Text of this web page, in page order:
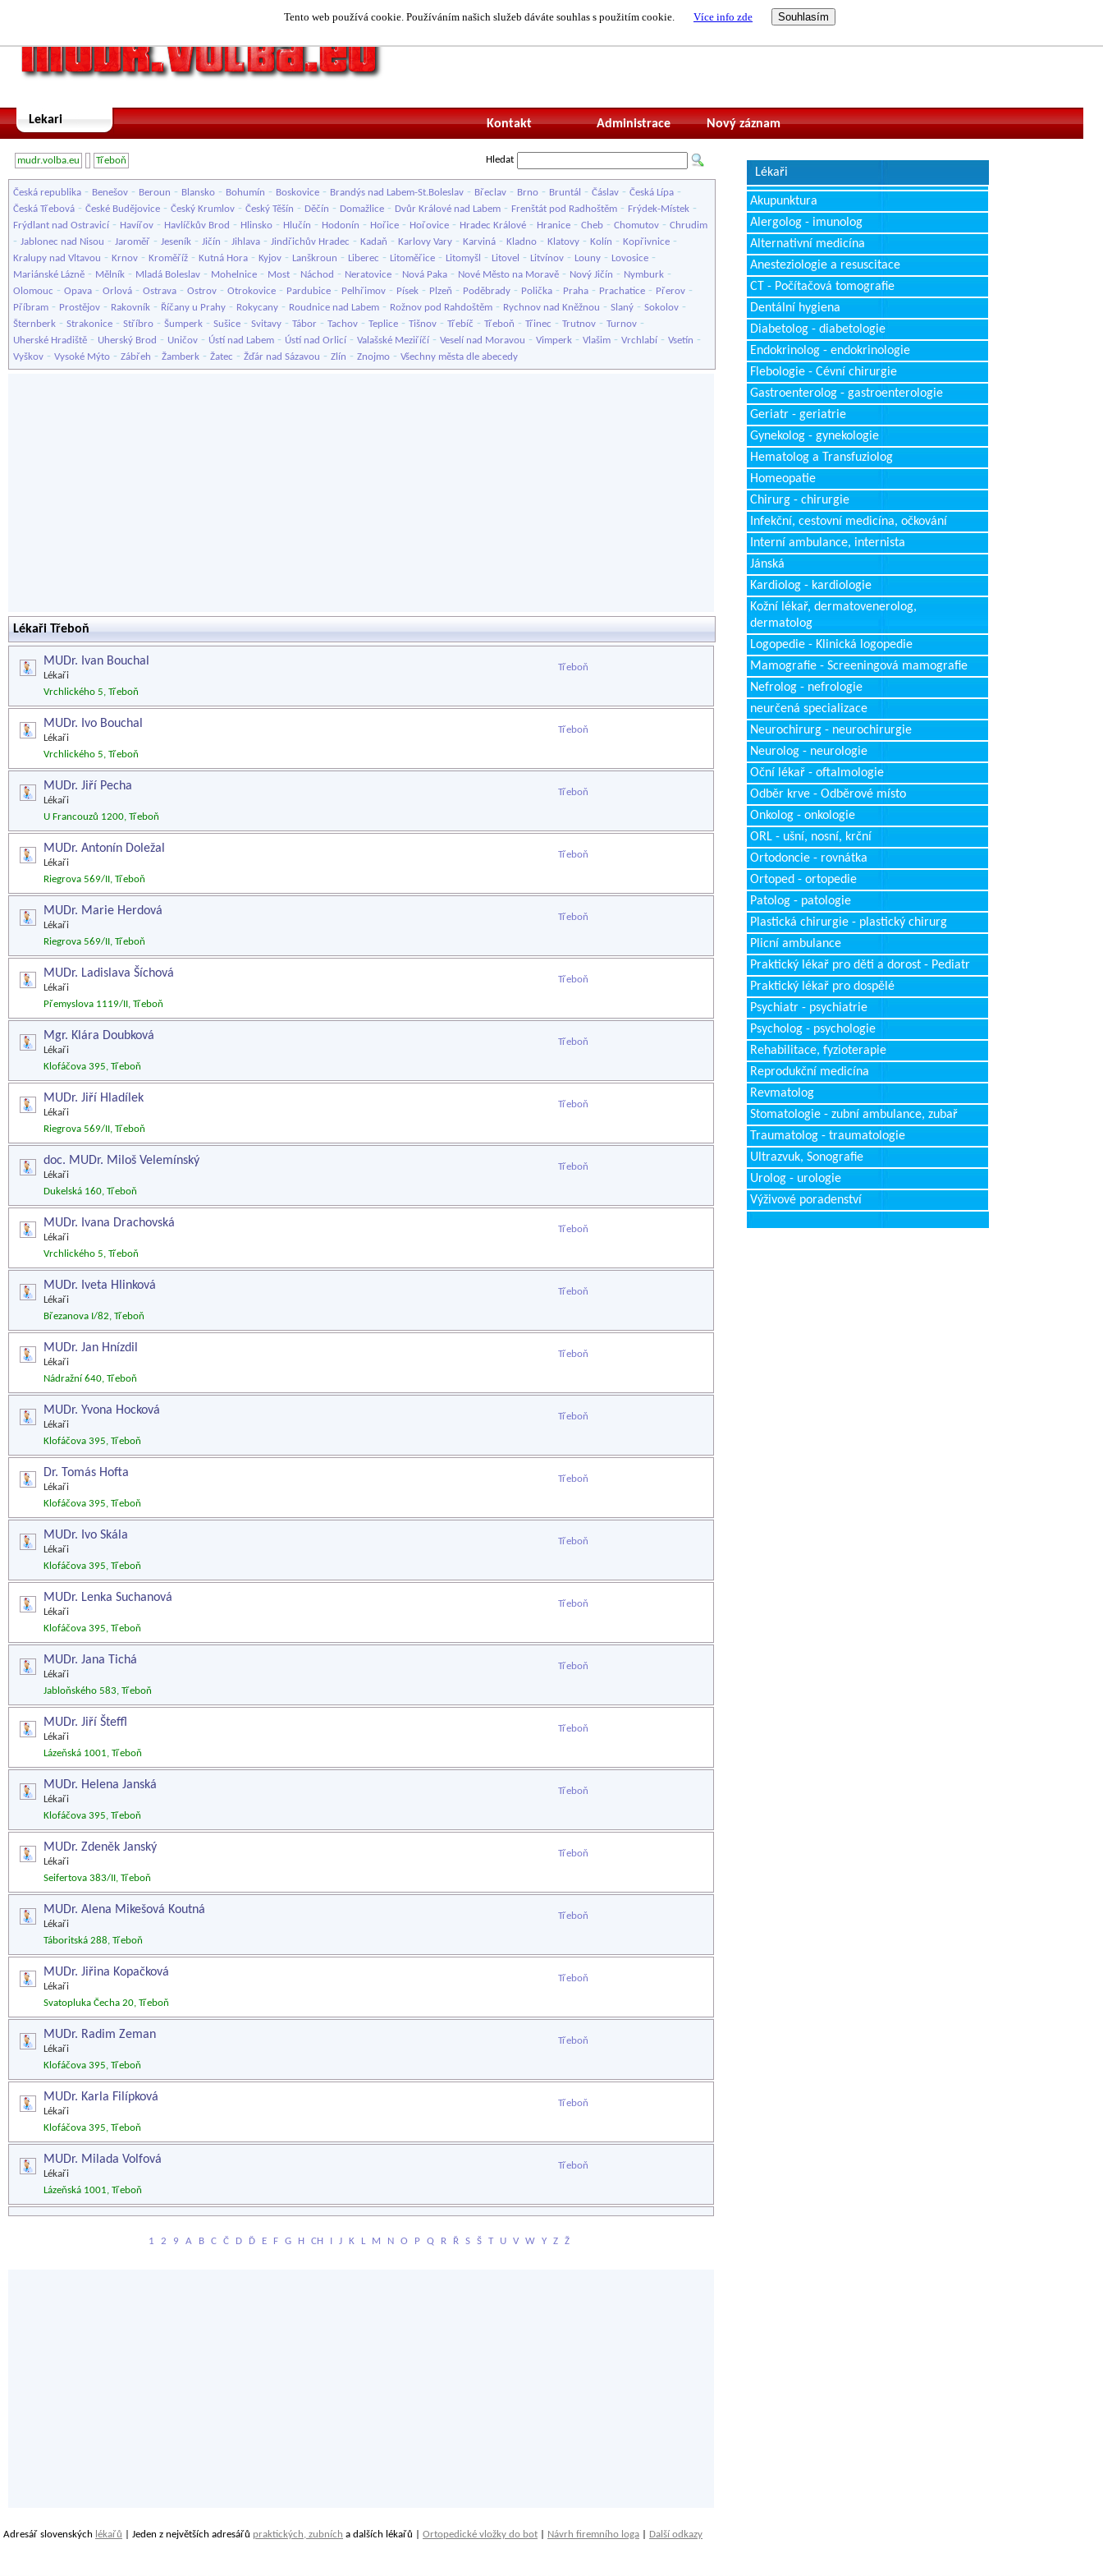
Tento web používá cookie. Používáním našich služeb dáváte souhlas s použitím cookie. Více info zde
Lekari Nový záznam
Administrace
Kontakt
mudr.volba.eu Třeboň Hledat
Česká republika - Benešov - Beroun - Blansko - Bohumín - Boskovice - Brandýs nad Labem-St.Boleslav - Břeclav - Brno - Bruntál - Čáslav - Česká Lípa -
Česká Třebová - České Budějovice - Český Krumlov - Český Těšín - Děčín - Domažlice - Dvůr Králové nad Labem - Frenštát pod Radhoštěm - Frýdek-Místek -
Frýdlant nad Ostravicí - Havířov - Havlíčkův Brod - Hlinsko - Hlučín - Hodonín - Hořice - Hořovice - Hradec Králové - Hranice - Cheb - Chomutov - Chrudim
- Jablonec nad Nisou - Jaroměř - Jeseník - Jičín - Jihlava - Jindřichův Hradec - Kadaň - Karlovy Vary - Karviná - Kladno - Klatovy - Kolín - Kopřivnice -
Kralupy nad Vltavou - Krnov - Kroměříž - Kutná Hora - Kyjov - Lanškroun - Liberec - Litoměřice - Litomyšl - Litovel - Litvínov - Louny - Lovosice -
Mariánské Lázně - Mělník - Mladá Boleslav - Mohelnice - Most - Náchod - Neratovice - Nová Paka - Nové Město na Moravě - Nový Jičín - Nymburk -
Olomouc - Opava - Orlová - Ostrava - Ostrov - Otrokovice - Pardubice - Pelhřimov - Písek - Plzeň - Poděbrady - Polička - Praha - Prachatice - Přerov -
Příbram - Prostějov - Rakovník - Říčany u Prahy - Rokycany - Roudnice nad Labem - Rožnov pod Rahdoštěm - Rychnov nad Kněžnou - Slaný - Sokolov -
Šternberk - Strakonice - Stříbro - Šumperk - Sušice - Svitavy - Tábor - Tachov - Teplice - Tišnov - Třebíč - Třeboň - Třinec - Trutnov - Turnov -
Uherské Hradiště - Uherský Brod - Uničov - Ústí nad Labem - Ústí nad Orlicí - Valašské Meziříčí - Veselí nad Moravou - Vimperk - Vlašim - Vrchlabí - Vsetín -
Vyškov - Vysoké Mýto - Zábřeh - Žamberk - Žatec - Žďár nad Sázavou - Zlín - Znojmo - Všechny města dle abecedy
Lékaři Třeboň
MUDr. Ivan Bouchal
Lékaři
Třeboň
Vrchlického 5, Třeboň
MUDr. Ivo Bouchal
Lékaři
Třeboň
Vrchlického 5, Třeboň
MUDr. Jiří Pecha
Lékaři
Třeboň
U Francouzů 1200, Třeboň
MUDr. Antonín Doležal
Lékaři
Třeboň
Riegrova 569/II, Třeboň
MUDr. Marie Herdová
Lékaři
Třeboň
Riegrova 569/II, Třeboň
MUDr. Ladislava Šíchová
Lékaři
Třeboň
Přemyslova 1119/II, Třeboň
Mgr. Klára Doubková
Lékaři
Třeboň
Klofáčova 395, Třeboň
MUDr. Jiří Hladílek
Lékaři
Třeboň
Riegrova 569/II, Třeboň
doc. MUDr. Miloš Velemínský
Lékaři
Třeboň
Dukelská 160, Třeboň
MUDr. Ivana Drachovská
Lékaři
Třeboň
Vrchlického 5, Třeboň
MUDr. Iveta Hlinková
Lékaři
Třeboň
Březanova I/82, Třeboň
MUDr. Jan Hnízdil
Lékaři
Třeboň
Nádražní 640, Třeboň
MUDr. Yvona Hocková
Lékaři
Třeboň
Klofáčova 395, Třeboň
Dr. Tomás Hofta
Lékaři
Třeboň
Klofáčova 395, Třeboň
MUDr. Ivo Skála
Lékaři
Třeboň
Klofáčova 395, Třeboň
MUDr. Lenka Suchanová
Lékaři
Třeboň
Klofáčova 395, Třeboň
MUDr. Jana Tichá
Lékaři
Třeboň
Jabloňského 583, Třeboň
MUDr. Jiří Šteffl
Lékaři
Třeboň
Lázeňská 1001, Třeboň
MUDr. Helena Janská
Lékaři
Třeboň
Klofáčova 395, Třeboň
MUDr. Zdeněk Janský
Lékaři
Třeboň
Seifertova 383/II, Třeboň
MUDr. Alena Mikešová Koutná
Lékaři
Třeboň
Táboritská 288, Třeboň
MUDr. Jiřina Kopačková
Lékaři
Třeboň
Svatopluka Čecha 20, Třeboň
MUDr. Radim Zeman
Lékaři
Třeboň
Klofáčova 395, Třeboň
MUDr. Karla Filípková
Lékaři
Třeboň
Klofáčova 395, Třeboň
MUDr. Milada Volfová
Lékaři
Třeboň
Lázeňská 1001, Třeboň
1 2 9 A B C Č D Ď E F G H CH I J K L M N O P Q R Ř S Š T U V W Y Z Ž
Lékaři
Akupunktura
Alergolog - imunolog
Alternativní medicína
Anesteziologie a resuscitace
CT - Počítačová tomografie
Dentální hygiena
Diabetolog - diabetologie
Endokrinolog - endokrinologie
Flebologie - Cévní chirurgie
Gastroenterolog - gastroenterologie
Geriatr - geriatrie
Gynekolog - gynekologie
Hematolog a Transfuziolog
Homeopatie
Chirurg - chirurgie
Infekční, cestovní medicína, očkování
Interní ambulance, internista
Jánská
Kardiolog - kardiologie
Kožní lékař, dermatovenerolog,
dermatolog
Logopedie - Klinická logopedie
Mamografie - Screeningová mamografie
Nefrolog - nefrologie
neurčená specializace
Neurochirurg - neurochirurgie
Neurolog - neurologie
Oční lékař - oftalmologie
Odběr krve - Odběrové místo
Onkolog - onkologie
ORL - ušní, nosní, krční
Ortodoncie - rovnátka
Ortoped - ortopedie
Patolog - patologie
Plastická chirurgie - plastický chirurg
Plicní ambulance
Praktický lékař pro děti a dorost - Pediatr
Praktický lékař pro dospělé
Psychiatr - psychiatrie
Psycholog - psychologie
Rehabilitace, fyzioterapie
Reprodukční medicína
Revmatolog
Stomatologie - zubní ambulance, zubař
Traumatolog - traumatologie
Ultrazvuk, Sonografie
Urolog - urologie
Výživové poradenství
Adresář slovenských lékařů | Jeden z největších adresářů praktických, zubních a dalších lékařů | Ortopedické vložky do bot Návrh firemního loga Další odkazy